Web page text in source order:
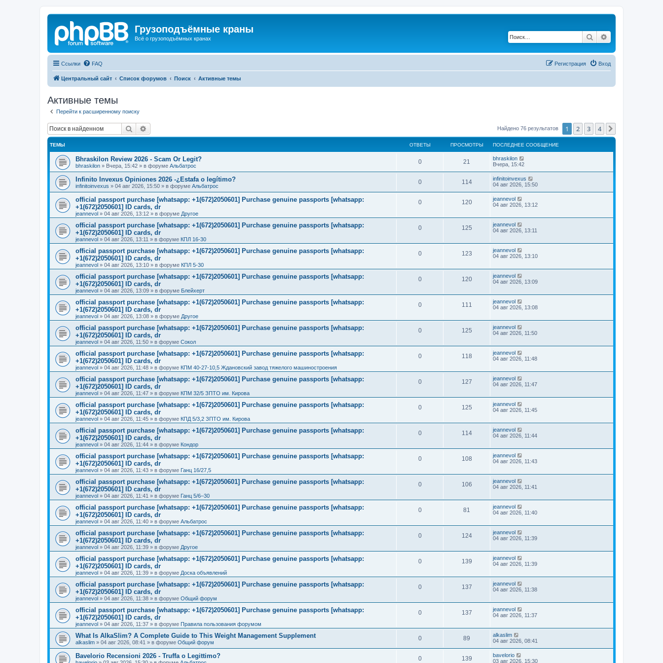
Грузоподъёмные краны
Всё о грузоподъёмных кранах Поиск
Ссылки FAQ Вход
Регистрация
Центральный сайт Список форумов Поиск Активные темы
Активные темы
Перейти к расширенному поиску
Поиск Найдено 76 результатов 1 2 3 4
ТЕМЫ ОТВЕТЫ ПРОСМОТРЫ ПОСЛЕДНЕЕ СООБЩЕНИЕ
Bhraskilon Review 2026 - Scam Or Legit?
bhraskilon » Вчера, 15:42 » в форуме Альбатрос
0 21
bhraskilon
Вчера, 15:42
Infinito Invexus Opiniones 2026 -¿Estafa o legítimo?
infinitoinvexus » 04 авг 2026, 15:50 » в форуме Альбатрос
0 114
infinitoinvexus
04 авг 2026, 15:50
official passport purchase [whatsapp: +1(672)2050601] Purchase genuine passports [whatsapp:
+1(672)2050601] ID cards, dr
jeannevol » 04 авг 2026, 13:12 » в форуме Другое
0 120
jeannevol
04 авг 2026, 13:12
official passport purchase [whatsapp: +1(672)2050601] Purchase genuine passports [whatsapp:
+1(672)2050601] ID cards, dr
jeannevol » 04 авг 2026, 13:11 » в форуме КПЛ 16-30
0 125
jeannevol
04 авг 2026, 13:11
official passport purchase [whatsapp: +1(672)2050601] Purchase genuine passports [whatsapp:
+1(672)2050601] ID cards, dr
jeannevol » 04 авг 2026, 13:10 » в форуме КПЛ 5-30
0 123
jeannevol
04 авг 2026, 13:10
official passport purchase [whatsapp: +1(672)2050601] Purchase genuine passports [whatsapp:
+1(672)2050601] ID cards, dr
jeannevol » 04 авг 2026, 13:09 » в форуме Блейхерт
0 120
jeannevol
04 авг 2026, 13:09
official passport purchase [whatsapp: +1(672)2050601] Purchase genuine passports [whatsapp:
+1(672)2050601] ID cards, dr
jeannevol » 04 авг 2026, 13:08 » в форуме Другое
0 111
jeannevol
04 авг 2026, 13:08
official passport purchase [whatsapp: +1(672)2050601] Purchase genuine passports [whatsapp:
+1(672)2050601] ID cards, dr
jeannevol » 04 авг 2026, 11:50 » в форуме Сокол
0 125
jeannevol
04 авг 2026, 11:50
official passport purchase [whatsapp: +1(672)2050601] Purchase genuine passports [whatsapp:
+1(672)2050601] ID cards, dr
jeannevol » 04 авг 2026, 11:48 » в форуме КПМ 40-27-10,5 Ждановский завод тяжелого машиностроения
0 118
jeannevol
04 авг 2026, 11:48
official passport purchase [whatsapp: +1(672)2050601] Purchase genuine passports [whatsapp:
+1(672)2050601] ID cards, dr
jeannevol » 04 авг 2026, 11:47 » в форуме КПМ 32/5 ЗПТО им. Кирова
0 127
jeannevol
04 авг 2026, 11:47
official passport purchase [whatsapp: +1(672)2050601] Purchase genuine passports [whatsapp:
+1(672)2050601] ID cards, dr
jeannevol » 04 авг 2026, 11:45 » в форуме КПД 5/3,2 ЗПТО им. Кирова
0 125
jeannevol
04 авг 2026, 11:45
official passport purchase [whatsapp: +1(672)2050601] Purchase genuine passports [whatsapp:
+1(672)2050601] ID cards, dr
jeannevol » 04 авг 2026, 11:44 » в форуме Кондор
0 114
jeannevol
04 авг 2026, 11:44
official passport purchase [whatsapp: +1(672)2050601] Purchase genuine passports [whatsapp:
+1(672)2050601] ID cards, dr
jeannevol » 04 авг 2026, 11:43 » в форуме Ганц 16/27,5
0 108
jeannevol
04 авг 2026, 11:43
official passport purchase [whatsapp: +1(672)2050601] Purchase genuine passports [whatsapp:
+1(672)2050601] ID cards, dr
jeannevol » 04 авг 2026, 11:41 » в форуме Ганц 5/6–30
0 106
jeannevol
04 авг 2026, 11:41
official passport purchase [whatsapp: +1(672)2050601] Purchase genuine passports [whatsapp:
+1(672)2050601] ID cards, dr
jeannevol » 04 авг 2026, 11:40 » в форуме Альбатрос
0 81
jeannevol
04 авг 2026, 11:40
official passport purchase [whatsapp: +1(672)2050601] Purchase genuine passports [whatsapp:
+1(672)2050601] ID cards, dr
jeannevol » 04 авг 2026, 11:39 » в форуме Другое
0 124
jeannevol
04 авг 2026, 11:39
official passport purchase [whatsapp: +1(672)2050601] Purchase genuine passports [whatsapp:
+1(672)2050601] ID cards, dr
jeannevol » 04 авг 2026, 11:39 » в форуме Доска объявлений
0 139
jeannevol
04 авг 2026, 11:39
official passport purchase [whatsapp: +1(672)2050601] Purchase genuine passports [whatsapp:
+1(672)2050601] ID cards, dr
jeannevol » 04 авг 2026, 11:38 » в форуме Общий форум
0 137
jeannevol
04 авг 2026, 11:38
official passport purchase [whatsapp: +1(672)2050601] Purchase genuine passports [whatsapp:
+1(672)2050601] ID cards, dr
jeannevol » 04 авг 2026, 11:37 » в форуме Правила пользования форумом
0 137
jeannevol
04 авг 2026, 11:37
What Is AlkaSlim? A Complete Guide to This Weight Management Supplement
alkaslim » 04 авг 2026, 08:41 » в форуме Общий форум
0 89
alkaslim
04 авг 2026, 08:41
Bavelorio Recensioni 2026 - Truffa o Legittimo? 0 139
bavelorio
03 авг 2026, 15:30